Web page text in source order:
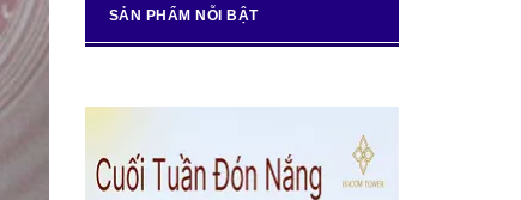
SẢN PHẨM NỖI BẬT